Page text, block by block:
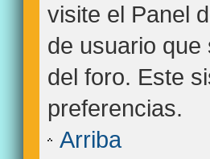
visite el Panel
de usuario
del foro. Este
preferencias.
Arriba